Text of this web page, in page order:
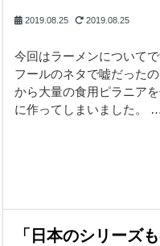
2019.08.25 2019.08.25
今回はラーメンについて
フールのネタで嘘だった
から大量の食用ピラニア
に作ってしまいました。 …
「日本のシリーズ